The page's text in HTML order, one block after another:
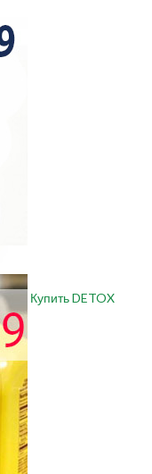
Купить DETOX